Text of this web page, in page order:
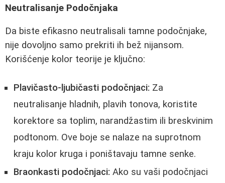
Neutralisanje Podočnjaka
Da biste efikasno neutralisali tamne podočnjake,
nije dovoljno samo prekriti ih bež nijansom.
Korišćenje kolor teorije je ključno:
Plavičasto-ljubičasti podočnjaci: Za
neutralisanje hladnih, plavih tonova, koristite
korektore sa toplim, narandžastim ili breskvinim
podtonom. Ove boje se nalaze na suprotnom
kraju kolor kruga i poništavaju tamne senke.
Braonkasti podočnjaci: Ako su vaši podočnjaci